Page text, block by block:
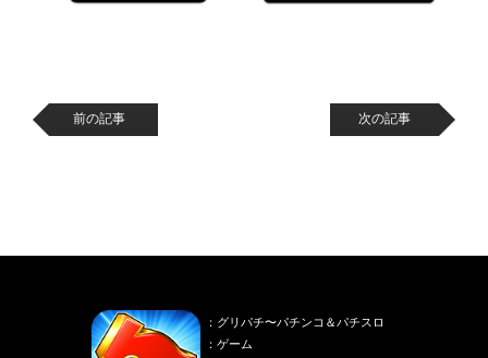
前の記事 次の記事
：グリパチ〜パチンコ＆パチスロ
：ゲーム